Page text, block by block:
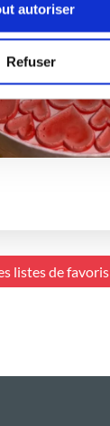
autoriser
Refuser
listes de favoris